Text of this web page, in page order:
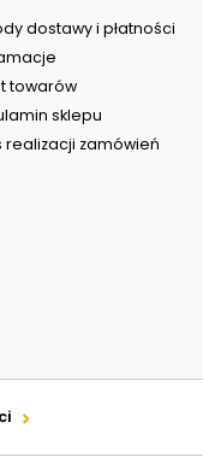
dostawy i płatności
towarów
sklepu
realizacji zamówień